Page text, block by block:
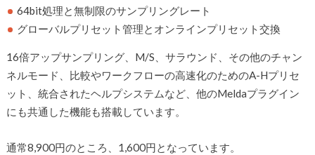
64bit処理と無制限のサンプリングレート
グローバルプリセット管理とオンラインプリセット交換
16倍アップサンプリング、M/S、サラウンド、その他のチャン
ネルモード、比較やワークフローの高速化のためのA-Hプリセ
ット、統合されたヘルプシステムなど、他のMeldaプラグイン
にも共通した機能も搭載しています。
通常8,900円のところ、1,600円となっています。